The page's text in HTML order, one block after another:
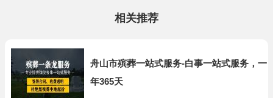
相关推荐
舟山市殡葬一站式服务-白事一站式服务，一
年365天